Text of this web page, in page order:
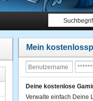
Mein
Deine kostenlose
Verwalte einfach Deine